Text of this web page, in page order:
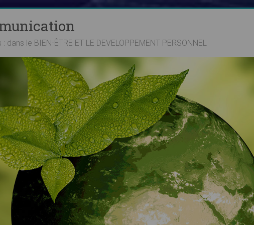
le BIEN-ÊTRE ET LE DEVELOPPEMENT PERSONNEL